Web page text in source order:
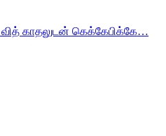
வித் காதலுடன் கெக்கேபிக்கே…